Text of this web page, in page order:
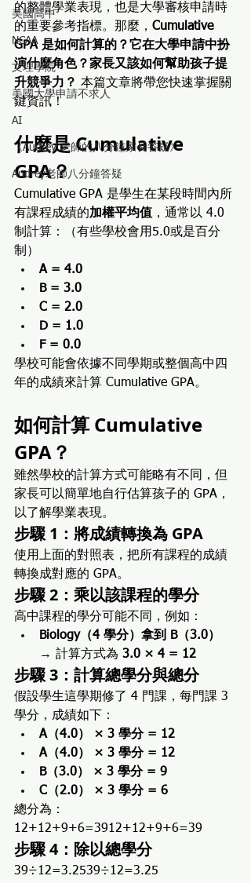
美國高中
NCAA
文理學院
美國大學申請不求人
AI
《Audrey 老師的八分鐘家長答疑》
Audrey老師八分鐘答疑
的整體學業表現，也是大學審核申請時
的重要參考指標。那麼， Cumulative
GPA 是如何計算的？它在大學申請中扮
演什麼角色？家長又該如何幫助孩子提
升競爭力？ 本篇文章將帶您快速掌握關
鍵資訊！
什麼是 Cumulative
GPA？
Cumulative GPA 是學生在某段時間內所
有課程成績的加權平均值 ，通常以 4.0
制計算：（有些學校會用5.0或是百分
制）
A = 4.0
B = 3.0
C = 2.0
D = 1.0
F = 0.0
學校可能會依據不同學期或整個高中四
年的成績來計算 Cumulative GPA。
如何計算 Cumulative
GPA？
雖然學校的計算方式可能略有不同，但
家長可以簡單地自行估算孩子的 GPA，
以了解學業表現。
步驟 1：將成績轉換為 GPA
使用上面的對照表，把所有課程的成績
轉換成對應的 GPA。
步驟 2：乘以該課程的學分
高中課程的學分可能不同，例如：
Biology（4 學分）拿到 B（3.0）
→ 計算方式為 3.0 × 4 = 12
步驟 3：計算總學分與總分
假設學生這學期修了 4 門課，每門課 3
學分，成績如下：
A（4.0） × 3 學分 = 12
A（4.0） × 3 學分 = 12
B（3.0） × 3 學分 = 9
C（2.0） × 3 學分 = 6
總分為：
12+12+9+6=3912+12+9+6=39
步驟 4：除以總學分
39÷12=3.2539÷12=3.25